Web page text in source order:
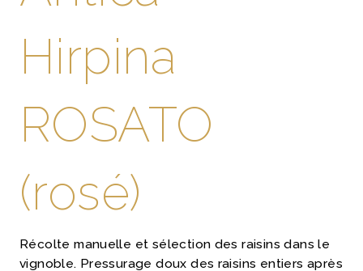
Hirpina
ROSATO
(rosé)
Récolte manuelle et sélection des raisins dans le
vignoble. Pressurage doux des raisins entiers après